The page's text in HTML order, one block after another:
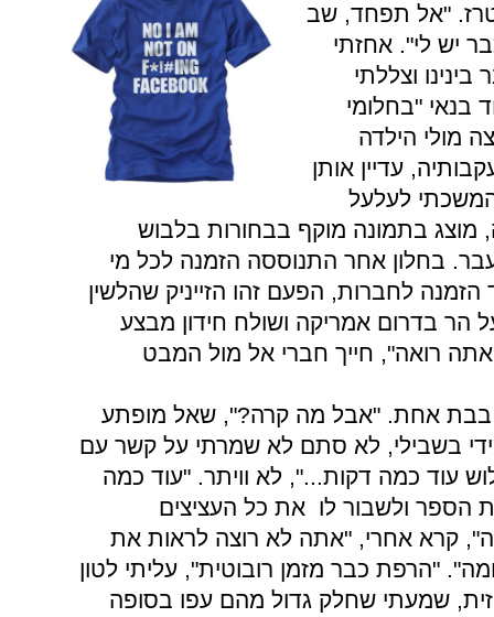
"אל תפחד, שב
יש לי". אחזתי
וצללתי
בנאי "בחלומי
מולי הילדה
עדיין אותן
לעלעל
בתמונה מוקף בבחורות בלבוש
בחלון אחר התנוססה הזמנה לכל מי
לחברות, הפעם זהו הזייניק שהלשין
הר בדרום אמריקה ושולח חידון מבצע
רואה", חייך חברי אל מול המבט
בבת אחת. "אבל מה קרה?", שאל מופתע
בשבילי, לא סתם לא שמרתי על קשר עם
עוד כמה דקות...", לא וויתר. "עוד כמה
הספר ולשבור לו את כל העציצים
קרא אחרי, "אתה לא רוצה לראות את
"הרפת כבר מזמן רובוטית", עליתי לטון
שמעתי שחלק גדול מהם עפו בסופה